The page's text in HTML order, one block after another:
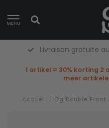
MENU
Livraison gratuite
1 artikel = 30% korting 2
meer
Accueil Og Double